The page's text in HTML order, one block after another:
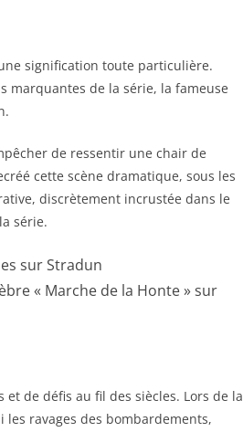
signification toute particulière.
marquantes de la série, la fameuse
de ressentir une chair de
cette scène dramatique, sous les
discrètement incrustée dans le
série.
« Marche de la Honte » sur
de défis au fil des siècles. Lors de la
ravages des bombardements,